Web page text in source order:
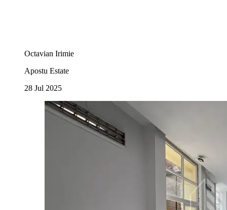
Octavian Irimie
Apostu Estate
28 Jul 2025